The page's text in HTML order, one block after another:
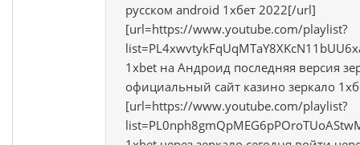
русском android 1хбет 2022[/url]
[url=https://www.youtube.com/playlist?
1xbet на Андроид последняя версия
официальный сайт казино зеркало
[url=https://www.youtube.com/playlist?